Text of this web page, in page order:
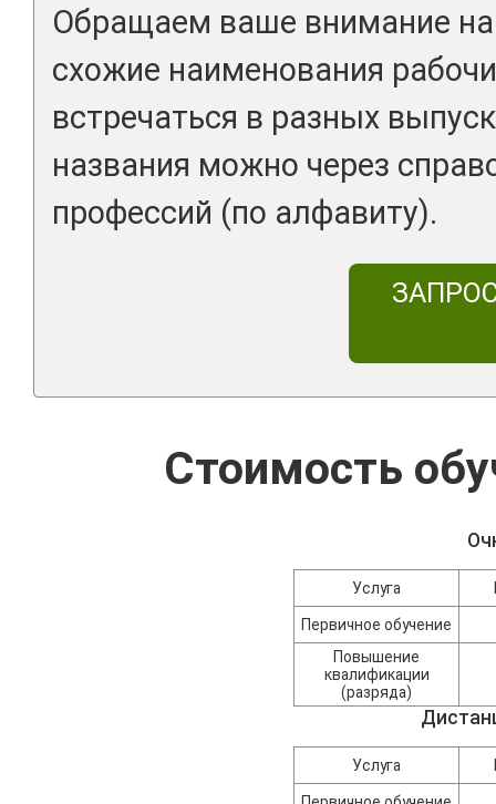
Обращаем ваше внимание на
схожие наименования
встречаться в разных
названия можно через
профессий (по алфавиту).
Стоимость
Услуга
Первичное обучение
Повышение
квалификации
(разряда)
Услуга